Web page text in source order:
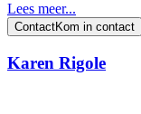
Lees meer...
ContactKom in contact
Karen Rigole